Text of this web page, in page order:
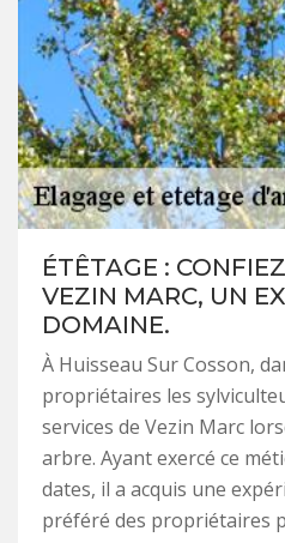
ÉTÊTAGE :
VEZIN MARC, UN
DOMAINE.
À Huisseau Sur Cosson,
propriétaires les
services de Vezin Marc
arbre. Ayant exercé ce
dates, il a acquis une
préféré des propriétaires